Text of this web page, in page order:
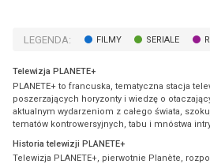
LEGENDA: FILMY SERIALE
Telewizja PLANETE+
PLANETE+ to francuska, tematyczna stacja
poszerzających horyzonty i wiedzę o
aktualnym wydarzeniom z całego świata,
tematów kontrowersyjnych, tabu i mnóstwa
Historia telewizji PLANETE+
Telewizja PLANETE+, pierwotnie Planète,